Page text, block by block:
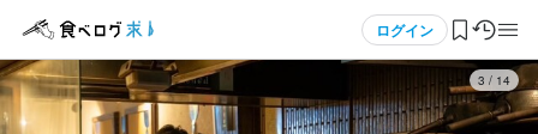
ログイン
ログイン・無料会員登録
3 / 14
応募画面へ進む
応募画面へ進む